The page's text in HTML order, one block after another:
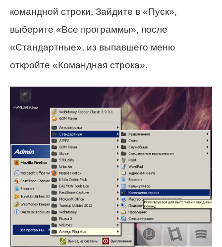
командной строки. Зайдите в «Пуск»,
выберите «Все программы», после
«Стандартные», из выпавшего меню
откройте «Командная строка».